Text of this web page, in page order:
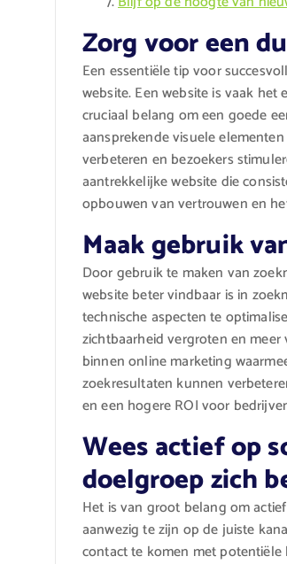
Zorg voor een
Een essentiële tip voor
website. Een website is vaak
cruciaal belang om een goede
aansprekende visuele
verbeteren en bezoekers
aantrekkelijke website die
opbouwen van vertrouwen en
Maak gebruik
Door gebruik te maken van
website beter vindbaar is in
technische aspecten te
zichtbaarheid vergroten en
binnen online marketing
zoekresultaten kunnen
en een hogere ROI voor
Wees actief op
doelgroep zich
Het is van groot belang om
aanwezig te zijn op de juiste
contact te komen met